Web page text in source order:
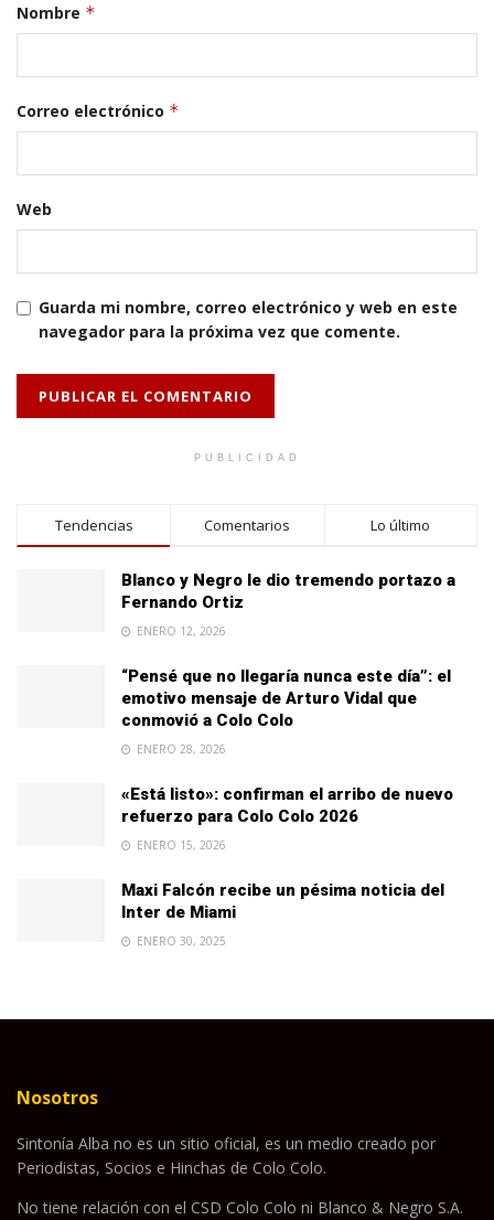
Nombre *
Correo electrónico *
Web
Guarda mi nombre, correo electrónico y web en este
navegador para la próxima vez que comente.
PUBLICIDAD
Tendencias Comentarios Lo último
Blanco y Negro le dio tremendo portazo a
Fernando Ortiz
ENERO 12, 2026
“Pensé que no llegaría nunca este día”: el
emotivo mensaje de Arturo Vidal que
conmovió a Colo Colo
ENERO 28, 2026
«Está listo»: confirman el arribo de nuevo
refuerzo para Colo Colo 2026
ENERO 15, 2026
Maxi Falcón recibe un pésima noticia del
Inter de Miami
ENERO 30, 2025
Nosotros
Sintonía Alba no es un sitio oficial, es un medio creado por
Periodistas, Socios e Hinchas de Colo Colo.
No tiene relación con el CSD Colo Colo ni Blanco & Negro S.A.